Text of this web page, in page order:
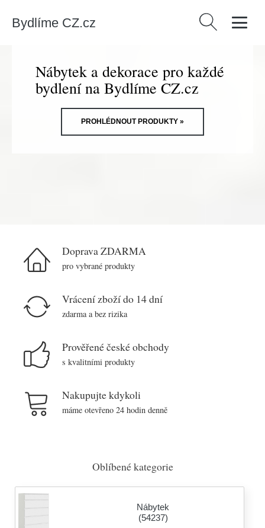
Bydlíme CZ.cz Vyhledávání
Nábytek a dekorace pro každé
bydlení na Bydlíme CZ.cz
PROHLÉDNOUT PRODUKTY »
Doprava ZDARMA
pro vybrané produkty
Vrácení zboží do 14 dní
zdarma a bez rizika
Prověřené české obchody
s kvalitními produkty
Nakupujte kdykoli
máme otevřeno 24 hodin denně
Oblíbené kategorie
Nábytek
(54237)